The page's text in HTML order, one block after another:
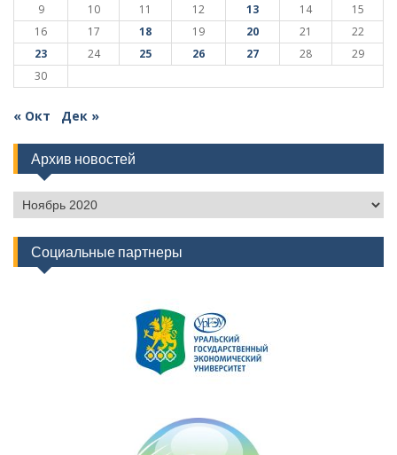
9
10 11 12 13 14
15
16
17 18 19 20 21
22
23
24 25 26 27 28
29
30
« Окт Дек »
Архив новостей
Архив
новостей
Социальные партнеры